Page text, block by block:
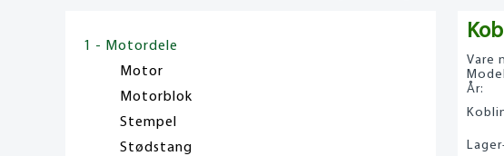
1 - Motordele
Motor
Motorblok
Stempel
Stødstang
Vare
År: